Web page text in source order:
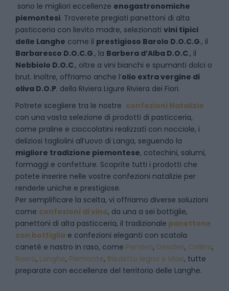
sono le migliori eccellenze enogastronomiche
piemontesi. Troverete pregiati panettoni di alta
pasticceria con lievito madre, selezionati vini tipici
delle Langhe come il prestigioso Barolo D.O.C.G., il
Barbaresco D.O.C.G., la Barbera d’Alba D.O.C., il
Nebbiolo D.O.C., oltre a vini bianchi e spumanti dolci o
brut. Inoltre, offriamo anche l’olio extra vergine di
oliva D.O.P. della Riviera Ligure Riviera dei Fiori.
Potrete scegliere tra le nostre confezioni Natalizie
con una vasta selezione di prodotti di pasticceria,
come praline e cioccolatini realizzati con nocciole, i
deliziosi tagliolini all’uovo di Langa, seguendo la
migliore tradizione piemontese, cotechini, salumi,
formaggi e confetture. Scoprite tutti i prodotti che
potete inserire nelle vostre confezioni natalizie per
renderle uniche e prestigiose.
Per semplificare la scelta, vi offriamo diverse soluzioni
come confezioni di vino, da una a sei bottiglie,
panettoni di alta pasticceria, il tradizionale panettone
con bottiglia e confezioni eleganti con scatola
canetè e nastro in raso, come Pensieri, Desideri, Collina,
Roero, Langhe, Piemonte, Bauletto legno e Maxi, tutte
preparate con eccellenze del territorio delle Langhe.